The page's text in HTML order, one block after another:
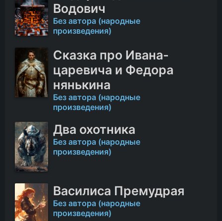
Водович
Без автора (народные
произведения)
Сказка про Ивана-
царевича и Федора
нянькина
Без автора (народные
произведения)
Два охотника
Без автора (народные
произведения)
Василиса Премудрая
Без автора (народные
произведения)